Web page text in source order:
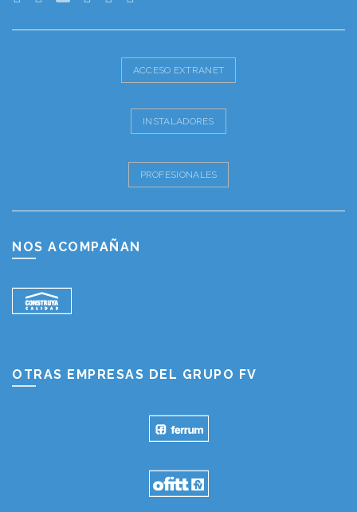
ACCESO EXTRANET
INSTALADORES
PROFESIONALES
NOS ACOMPAÑAN
OTRAS EMPRESAS DEL GRUPO FV